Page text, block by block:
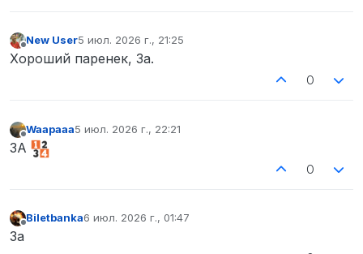
Не в сети
New User5 июл. 2026 г., 21:25
отредактировано
Хороший паренек, За.
0
Не в сети
Waapaaa5 июл. 2026 г., 22:21
отредактировано
ЗА
0
Biletbanka6 июл. 2026 г., 01:47
отредактировано
За